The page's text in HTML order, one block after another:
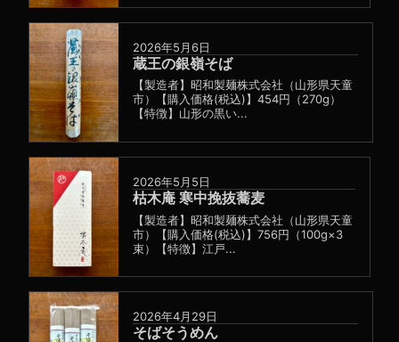
2026年5月6日
蔵王の銀嶺そば
【製造者】昭和製麺株式会社（山形県天童
市）【購入価格(税込)】454円（270g）
【特徴】山形の黒い...
2026年5月5日
枯木庵 寒中挽抜蕎麦
【製造者】昭和製麺株式会社（山形県天童
市）【購入価格(税込)】756円（100g×3
束）【特徴】江戸...
2026年4月29日
そばそうめん